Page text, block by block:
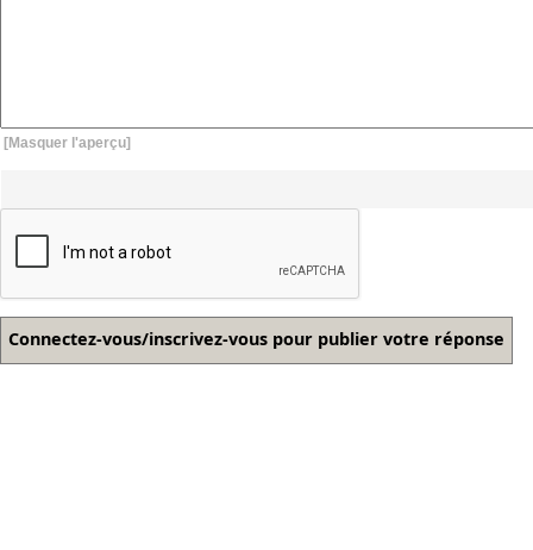
[Masquer l'aperçu]